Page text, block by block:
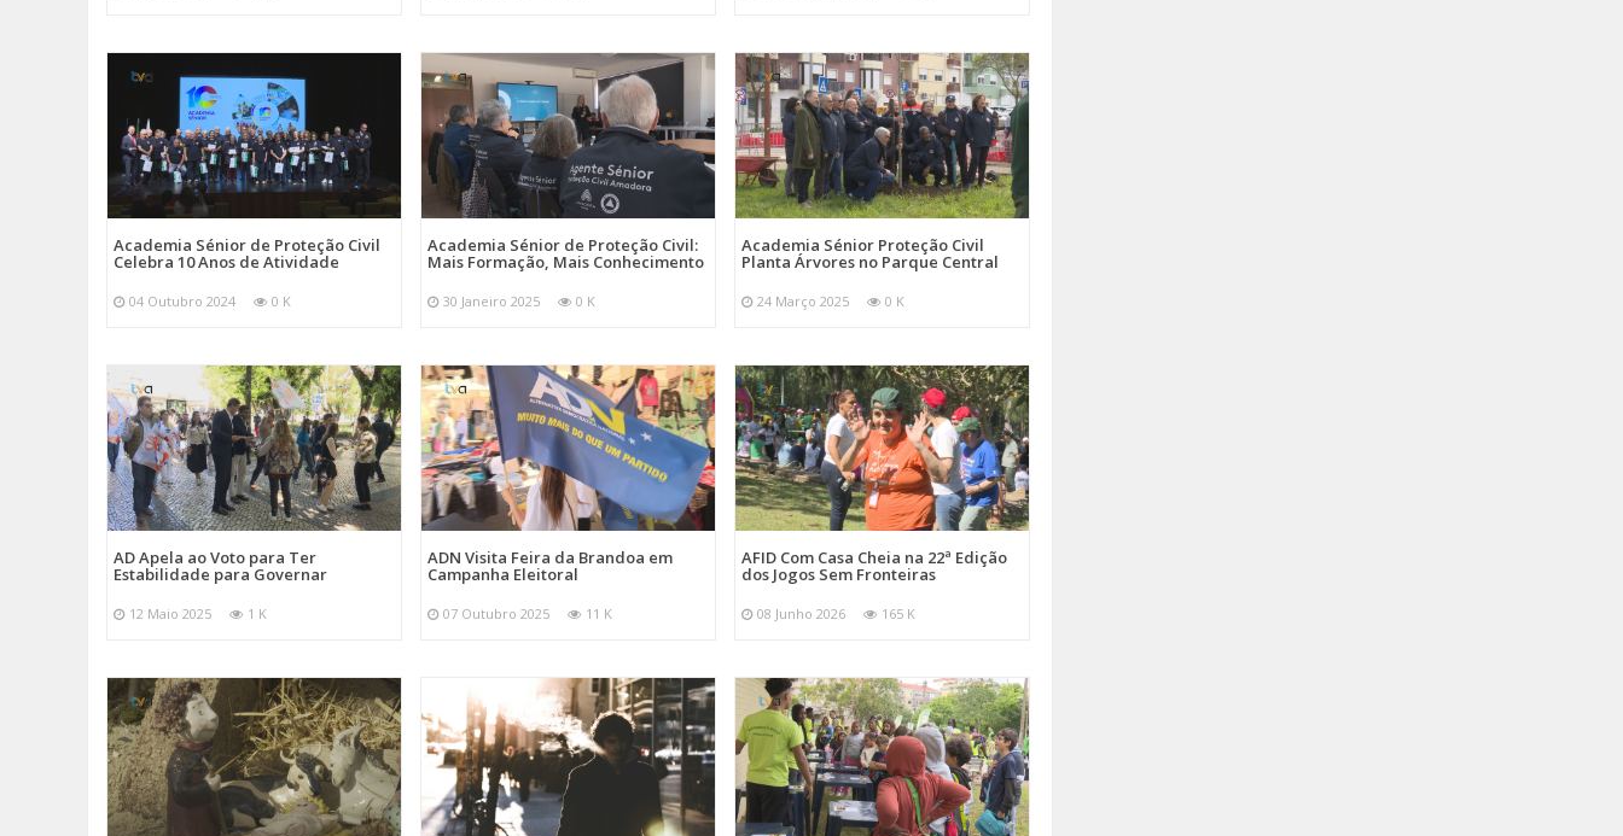
Academia Sénior de Proteção Civil
Celebra 10 Anos de Atividade
04 Outubro 2024 0 K
Academia Sénior de Proteção Civil:
Mais Formação, Mais Conhecimento
30 Janeiro 2025 0 K
Academia Sénior Proteção Civil
Planta Árvores no Parque Central
24 Março 2025 0 K
AD Apela ao Voto para Ter
Estabilidade para Governar
12 Maio 2025 1 K
ADN Visita Feira da Brandoa em
Campanha Eleitoral
07 Outubro 2025 11 K
AFID Com Casa Cheia na 22ª Edição
dos Jogos Sem Fronteiras
08 Junho 2026 165 K